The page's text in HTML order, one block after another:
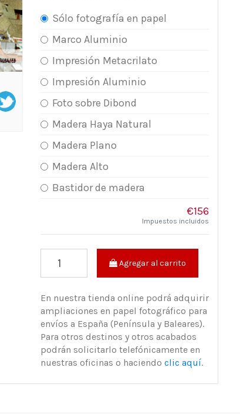
Sólo fotografía en papel
Marco Aluminio
Impresión Metacrilato
Impresión Aluminio
Foto sobre Dibond
Madera Haya Natural
Madera Plano
Madera Alto
Bastidor de madera
€156
Impuestos incluidos
Agregar al carrito
En nuestra tienda online podrá adquirir
ampliaciones en papel fotográfico para
envíos a España (Península y Baleares).
Para otros destinos y otros acabados
podrán solicitarlo telefónicamente en
nuestras oficinas o haciendo clic aquí.